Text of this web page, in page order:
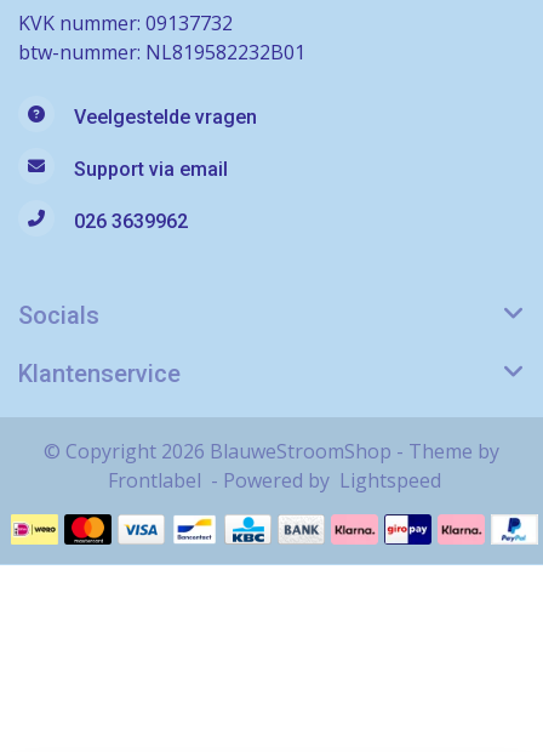
KVK nummer: 09137732
btw-nummer: NL819582232B01
Veelgestelde vragen
Support via email
026 3639962
Socials
Klantenservice
© Copyright 2026 BlauweStroomShop - Theme by
Frontlabel - Powered by Lightspeed